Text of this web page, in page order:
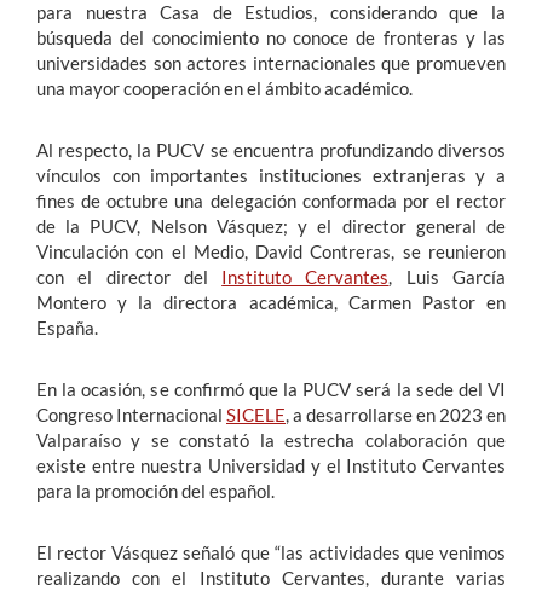
para nuestra Casa de Estudios, considerando que la
búsqueda del conocimiento no conoce de fronteras y las
universidades son actores internacionales que promueven
una mayor cooperación en el ámbito académico.
Al respecto, la PUCV se encuentra profundizando diversos
vínculos con importantes instituciones extranjeras y a
fines de octubre una delegación conformada por el rector
de la PUCV, Nelson Vásquez; y el director general de
Vinculación con el Medio, David Contreras, se reunieron
con el director del Instituto Cervantes, Luis García
Montero y la directora académica, Carmen Pastor en
España.
En la ocasión, se confirmó que la PUCV será la sede del VI
Congreso Internacional SICELE, a desarrollarse en 2023 en
Valparaíso y se constató la estrecha colaboración que
existe entre nuestra Universidad y el Instituto Cervantes
para la promoción del español.
El rector Vásquez señaló que “las actividades que venimos
realizando con el Instituto Cervantes, durante varias